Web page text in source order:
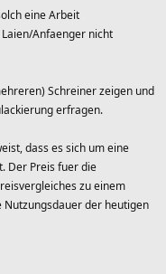
eine Arbeit
Anfaenger nicht
Schreiner zeigen und
erfragen.
dass es sich um eine
Der Preis fuer die
zu einem
Nutzungsdauer der heutigen